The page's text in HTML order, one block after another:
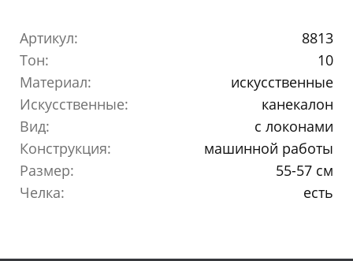
Артикул:
8813
Тон:
10
Материал:
искусственные
Искусственные:
канекалон
Вид:
с локонами
Конструкция:
машинной работы
Размер:
55-57 см
Челка:
есть